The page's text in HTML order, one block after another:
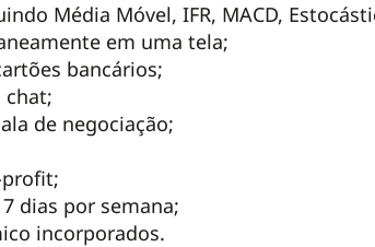
Média Móvel, IFR, MACD,
em uma tela;
bancários;
chat;
de negociação;
profit;
dias por semana;
incorporados.